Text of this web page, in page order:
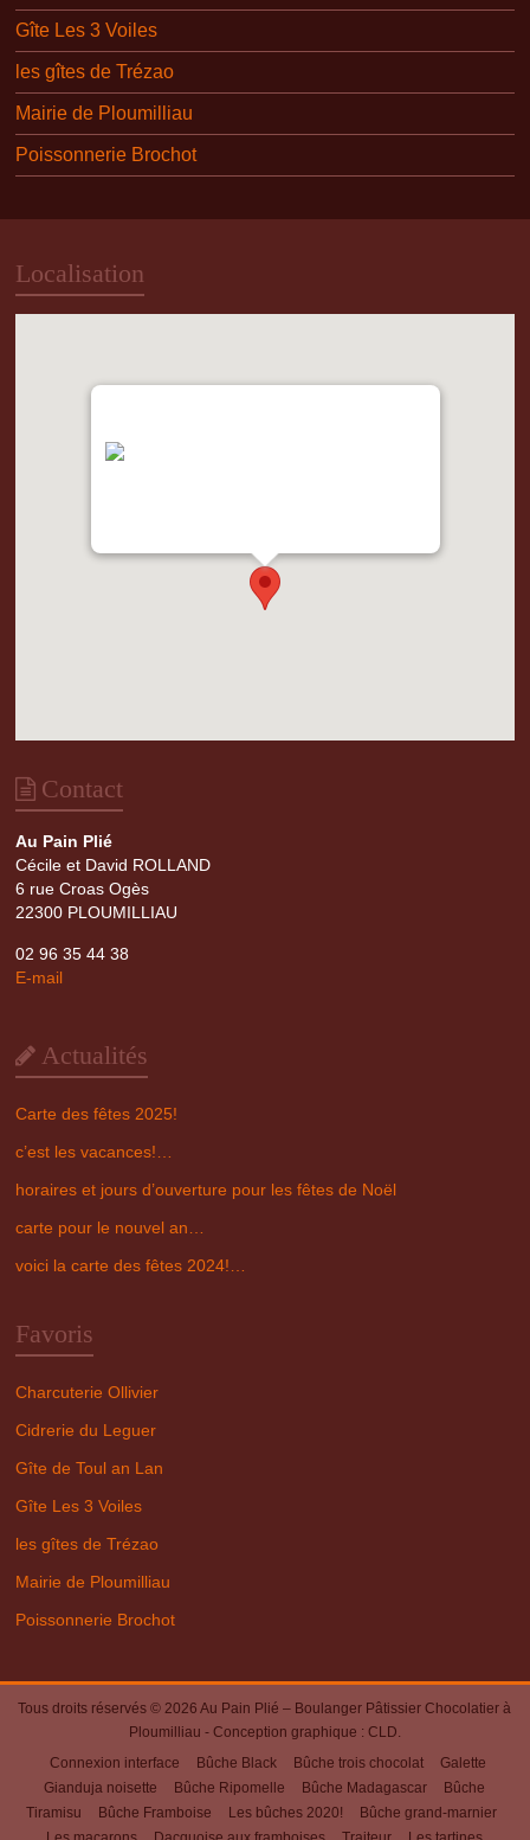
Gîte Les 3 Voiles
les gîtes de Trézao
Mairie de Ploumilliau
Poissonnerie Brochot
Localisation
"var d=document,
Contact
Au Pain Plié
Cécile et David ROLLAND
6 rue Croas Ogès
22300 PLOUMILLIAU
02 96 35 44 38
E-mail
Actualités
Carte des fêtes 2025!
c’est les vacances!…
horaires et jours d’ouverture pour les fêtes de Noël
carte pour le nouvel an…
voici la carte des fêtes 2024!…
Favoris
Charcuterie Ollivier
Cidrerie du Leguer
Gîte de Toul an Lan
Gîte Les 3 Voiles
les gîtes de Trézao
Mairie de Ploumilliau
Poissonnerie Brochot
Tous droits réservés © 2026Au Pain Plié – Boulanger Pâtissier Chocolatier à
Ploumilliau - Conception graphique : CLD.
Connexion interface
Bûche Black Bûche trois chocolat
Galette
Gianduja noisette
Bûche Ripomelle Bûche Madagascar
Bûche
Tiramisu
Bûche Framboise Les bûches 2020!
Bûche grand-marnier